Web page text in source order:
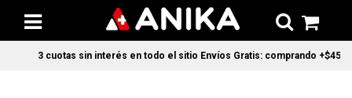
3 cuotas sin interés en todo el sitio Envíos Gratis: comprando